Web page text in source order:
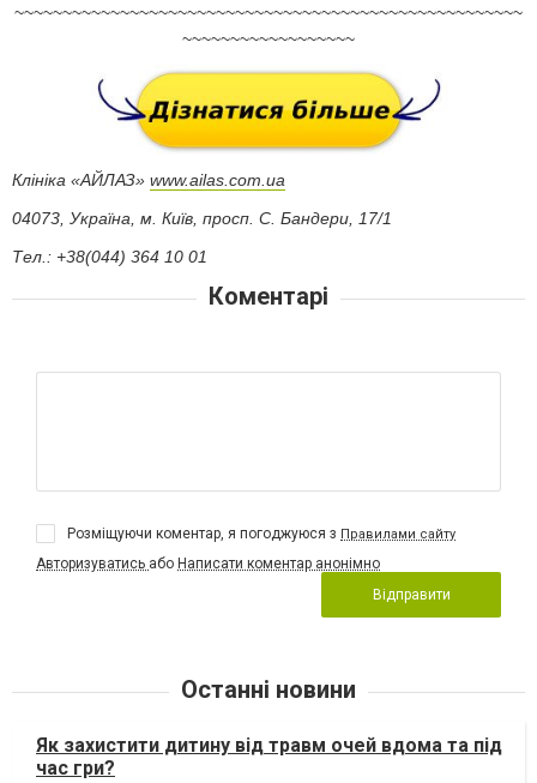
~~~~~~~~~~~~~~~~~~~~~~~~~~~~~~~~~~~~~~~~~~~~~~~~~~~~~
~~~~~~~~~~~~~~~~~~
Клініка «АЙЛАЗ» www.ailas.com.ua
04073, Україна, м. Київ, просп. С. Бандери, 17/1
Тел.: +38(044) 364 10 01
Коментарі
Розміщуючи коментар, я погоджуюся з Правилами сайту
Авторизуватись або Написати коментар анонімно
Відправити
Останні новини
Як захистити дитину від травм очей вдома та під
час гри?